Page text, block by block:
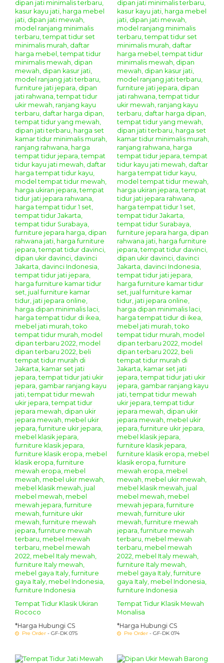
Tempat Tidur Klasik Ukiran
Rococo
*Harga Hubungi CS
Pre Order - GF-DK 075
Tempat Tidur Klasik Mewah
Monalisa
*Harga Hubungi CS
Pre Order - GF-DK 074